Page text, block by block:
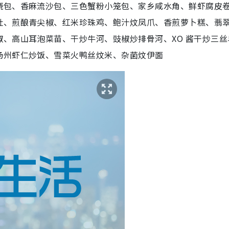
、香麻流沙包、三色蟹粉小笼包、家乡咸水角、鲜虾腐皮
煎酿青尖椒、红米珍珠鸡、鲍汁炆凤爪、香煎萝卜糕、翡
高山耳泡菜苗、干炒牛河、豉椒炒排骨河、XO 酱干炒三丝
虾仁炒饭、雪菜火鸭丝炆米、杂菌炆伊面